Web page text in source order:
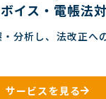
イス・電帳法
分析し、法改正へ
サービスを見る